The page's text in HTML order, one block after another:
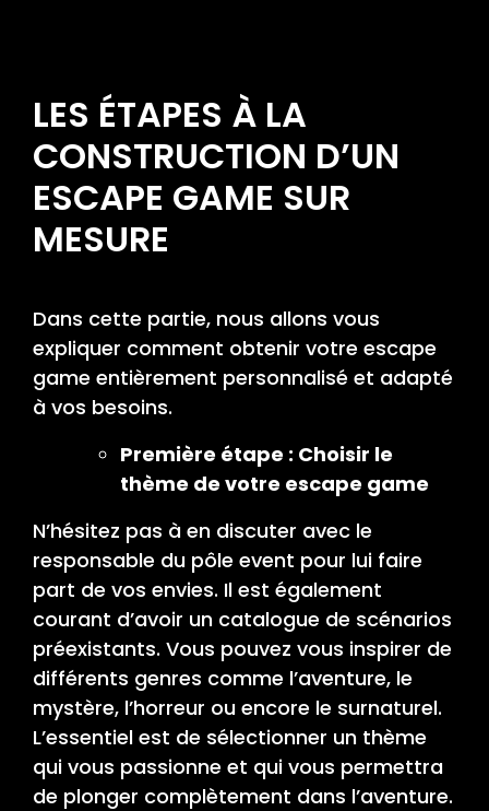
LES ÉTAPES À LA
CONSTRUCTION D’UN
ESCAPE GAME SUR
MESURE
Dans cette partie, nous allons vous
expliquer comment obtenir votre escape
game entièrement personnalisé et adapté
à vos besoins.
Première étape : Choisir le
thème de votre escape game
N’hésitez pas à en discuter avec le
responsable du pôle event pour lui faire
part de vos envies. Il est également
courant d’avoir un catalogue de scénarios
préexistants. Vous pouvez vous inspirer de
différents genres comme l’aventure, le
mystère, l’horreur ou encore le surnaturel.
L’essentiel est de sélectionner un thème
qui vous passionne et qui vous permettra
de plonger complètement dans l’aventure.